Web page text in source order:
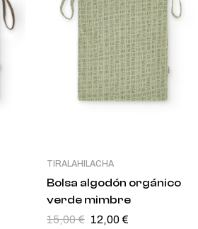
TIRALAHILACHA
Bolsa algodón orgánico
verde mimbre
15,00€ 12,00€